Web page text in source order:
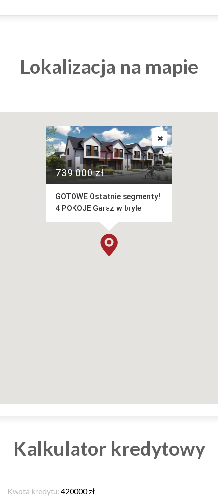
Lokalizacja na mapie
739 000 zł
GOTOWE Ostatnie segmenty!
4 POKOJE Garaz w bryle
Kalkulator kredytowy
Kwota kredytu: 420000 zł